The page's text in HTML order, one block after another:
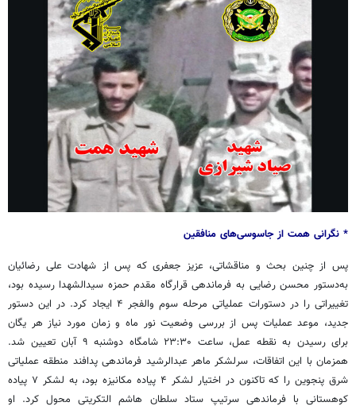
* نگرانی همت از جاسوسی‌های منافقین
پس از چنین بحث و مناقشاتی، عزیز جعفری که پس از شهادت علی رضائیان
به‌دستور محسن رضایی به فرماندهی قرارگاه مقدم حمزه سیدالشهدا رسیده بود،
تغییراتی را در دستورات عملیاتی مرحله سوم والفجر ۴ ایجاد کرد. در این دستور
جدید، موعد عملیات پس از بررسی وضعیت نور ماه و زمان مورد نیاز هر یگان
برای رسیدن به نقطه عمل، ساعت ۲۳:۳۰ شامگاه دوشنبه ۹ آبان تعیین شد.
همزمان با این اتفاقات، سرلشکر ماهر عبدالرشید فرماندهی پدافند منطقه عملیاتی
شرق پنجوین را که تاکنون در اختیار لشکر ۴ پیاده مکانیزه بود، به لشکر ۷ پیاده
کوهستانی با فرماندهی سرتیپ ستاد سلطان هاشم التکریتی محول کرد. او